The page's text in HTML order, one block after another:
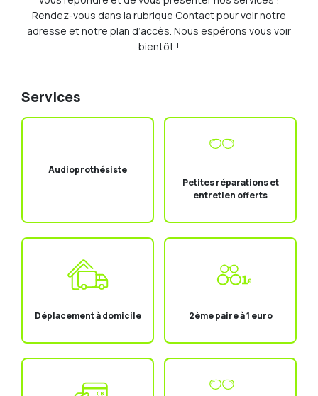
Rendez-vous dans la rubrique Contact pour voir notre
adresse et notre plan d’accès. Nous espérons vous voir
bientôt !
Services
Audioprothésiste
Petites réparations et
entretien offerts
Déplacement à domicile 2ème paire à 1 euro